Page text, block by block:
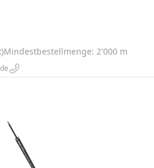
Mindestbestellmenge: 2'000 m